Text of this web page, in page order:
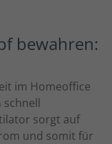
bewahren:
im Homeoffice
sorgt auf
und somit für